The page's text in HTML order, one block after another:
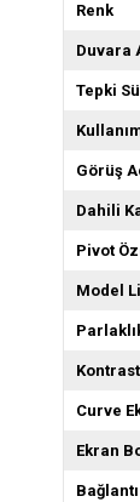
Renk
Duvara
Tepki
Görüş
Dahili
Pivot
Model
Kontrast
Curve
Ekran